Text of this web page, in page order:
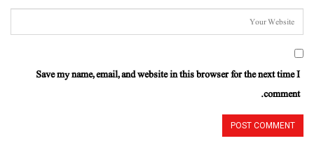
Save my name, email, and website in this browser for the next time I
comment.